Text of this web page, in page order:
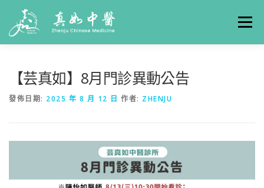
選單
【芸真如】8月門診異動公告
發佈日期: 2025 年 8 月 12 日 作者: ZHENJU